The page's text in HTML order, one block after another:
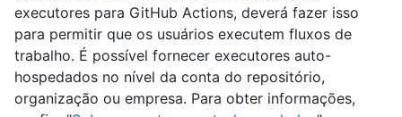
executores para GitHub Actions, deverá fazer isso
para permitir que os usuários executem fluxos de
trabalho. É possível fornecer executores auto-
hospedados no nível da conta do repositório,
organização ou empresa. Para obter informações,